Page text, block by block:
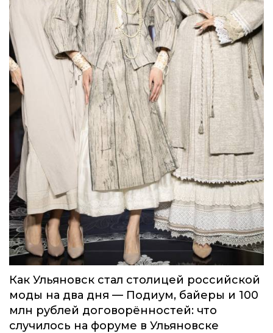
Как Ульяновск стал столицей российской
моды на два дня — Подиум, байеры и 100
млн рублей договорённостей: что
случилось на форуме в Ульяновске